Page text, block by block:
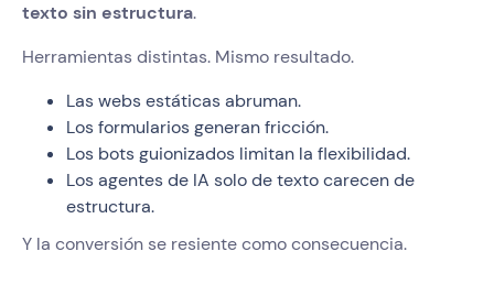
texto sin estructura.
Herramientas distintas. Mismo resultado.
Las webs estáticas abruman.
Los formularios generan fricción.
Los bots guionizados limitan la flexibilidad.
Los agentes de IA solo de texto carecen de
estructura.
Y la conversión se resiente como consecuencia.